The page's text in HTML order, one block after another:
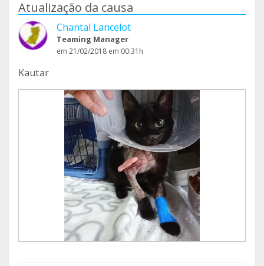
Atualização da causa
Chantal Lancelot
Teaming Manager
em 21/02/2018 em 00:31h
Kautar